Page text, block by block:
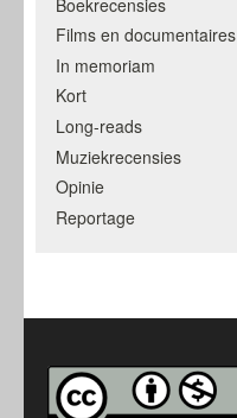
Films en documentaires
In memoriam
Kort
Long-reads
Muziekrecensies
Opinie
Reportage